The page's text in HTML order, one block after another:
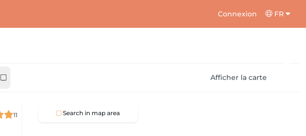
Connexion FR
Afficher la carte
11
Search in map area